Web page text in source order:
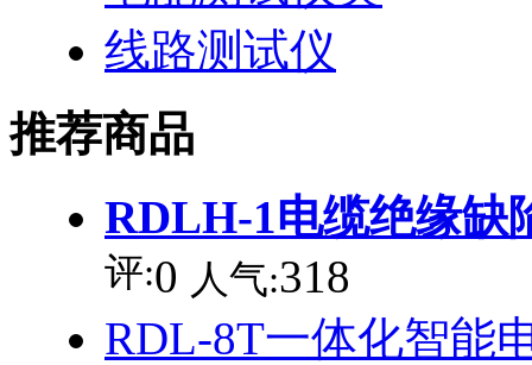
线路测试仪
推荐商品
RDLH-1电缆绝缘缺
评:0 人气:318
RDL-8T一体化智能